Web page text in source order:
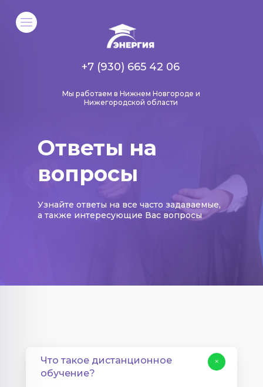
Мы работаем в Нижнем Новгороде и
Нижегородской области
+7 (930) 665 42 06
Ответы на
вопросы
Узнайте ответы на все часто задаваемые,
а также интересующие Вас вопросы
Что такое дистанционное
обучение?
+